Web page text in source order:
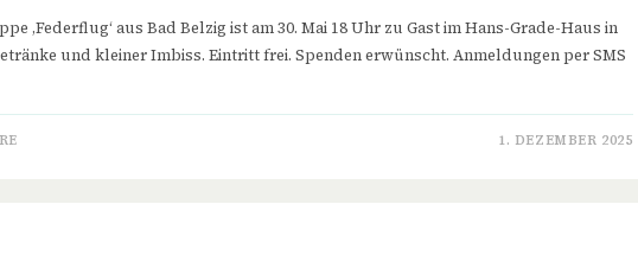
‚Federflug‘ aus Bad Belzig ist am 30. Mai 18 Uhr zu Gast im Hans-Grade-Haus in
und kleiner Imbiss. Eintritt frei. Spenden erwünscht. Anmeldungen per SMS
1. DEZEMBER 2025